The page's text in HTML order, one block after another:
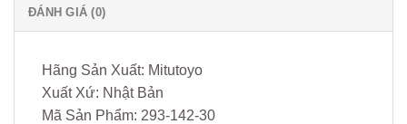
ĐÁNH GIÁ (0)
Hãng Sản Xuất: Mitutoyo
Xuất Xứ: Nhật Bản
Mã Sản Phẩm: 293-142-30